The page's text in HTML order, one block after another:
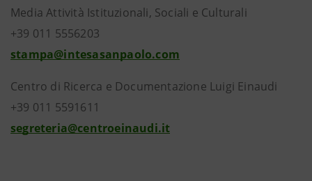
Media Attività Istituzionali, Sociali e Culturali
+39 011 5556203
stampa@intesasanpaolo.com
Centro di Ricerca e Documentazione Luigi Einaudi
+39 011 5591611
segreteria@centroeinaudi.it